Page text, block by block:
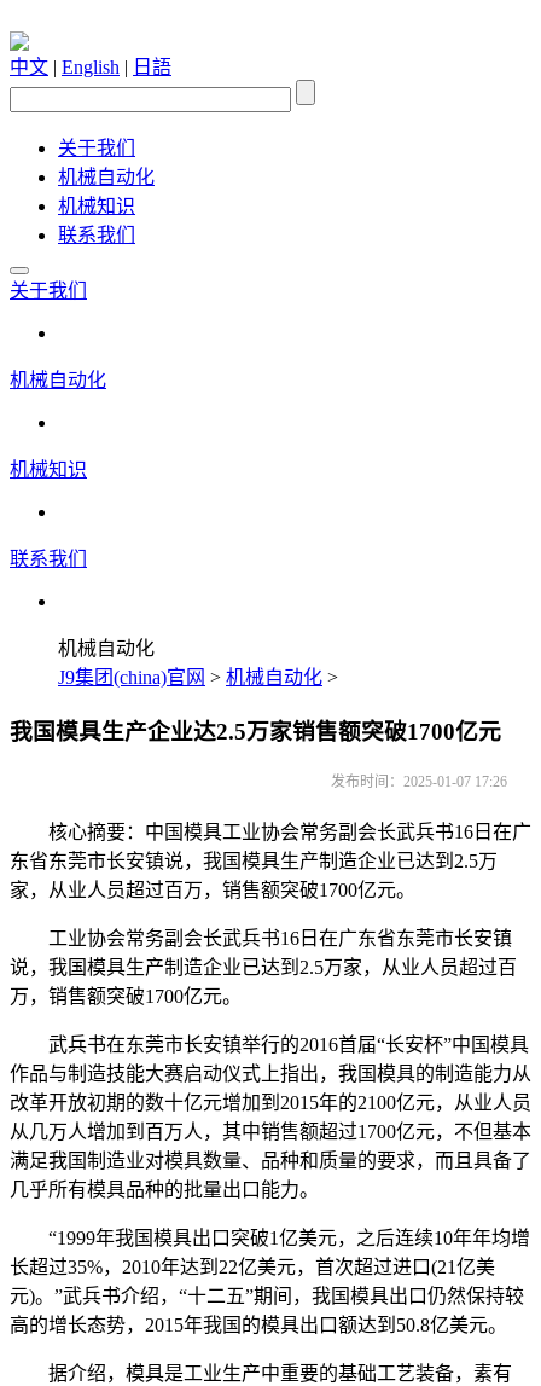
中文 | English | 日語
关于我们
机械自动化
机械知识
联系我们
关于我们
机械自动化
机械知识
联系我们
机械自动化
J9集团(china)官网 > 机械自动化 >
我国模具生产企业达2.5万家销售额突破1700亿元
发布时间：2025-01-07 17:26
核心摘要：中国模具工业协会常务副会长武兵书16日在广
东省东莞市长安镇说，我国模具生产制造企业已达到2.5万
家，从业人员超过百万，销售额突破1700亿元。
工业协会常务副会长武兵书16日在广东省东莞市长安镇
说，我国模具生产制造企业已达到2.5万家，从业人员超过百
万，销售额突破1700亿元。
武兵书在东莞市长安镇举行的2016首届“长安杯”中国模具
作品与制造技能大赛启动仪式上指出，我国模具的制造能力从
改革开放初期的数十亿元增加到2015年的2100亿元，从业人员
从几万人增加到百万人，其中销售额超过1700亿元，不但基本
满足我国制造业对模具数量、品种和质量的要求，而且具备了
几乎所有模具品种的批量出口能力。
“1999年我国模具出口突破1亿美元，之后连续10年年均增
长超过35%，2010年达到22亿美元，首次超过进口(21亿美
元)。”武兵书介绍，“十二五”期间，我国模具出口仍然保持较
高的增长态势，2015年我国的模具出口额达到50.8亿美元。
据介绍，模具是工业生产中重要的基础工艺装备，素有